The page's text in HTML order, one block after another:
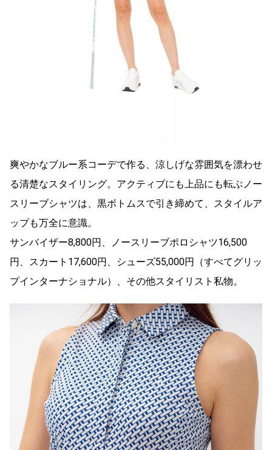
爽やかなブルー系コーデで作る、涼しげな雰囲気を漂わせ
る清楚なスタイリング。アクティブにも上品にも転ぶノー
スリーブシャツは、黒ボトムスで引き締めて、スタイルア
ップも万全に意識。
サンバイザー8,800円、ノースリーブポロシャツ16,500
円、スカート17,600円、シューズ55,000円（すべてグリッ
プインターナショナル）、その他スタイリスト私物。